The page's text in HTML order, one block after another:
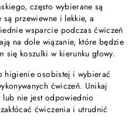
często wybierane są
przewiewne i lekkie, a
wsparcie podczas ćwiczeń
na dole wiązanie, które będzie
koszulki w kierunku głowy.
higienie osobistej i wybierać
ćwiczeń. Unikaj
lub nie jest odpowiednio
ćwiczenia i utrudnić